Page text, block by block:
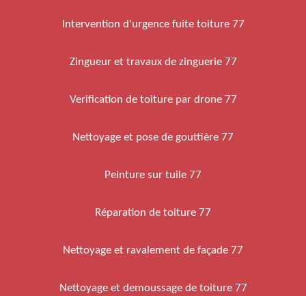
Intervention d'urgence fuite toiture 77
Zingueur et travaux de zinguerie 77
Verification de toiture par drone 77
Nettoyage et pose de gouttière 77
Peinture sur tuile 77
Réparation de toiture 77
Nettoyage et ravalement de façade 77
Nettoyage et demoussage de toiture 77